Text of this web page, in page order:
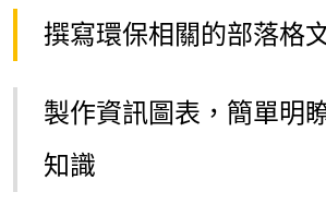
撰寫環保相關的部落格
製作資訊圖表，簡單明
知識